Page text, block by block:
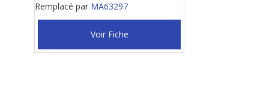
Remplacé par MA63297
Voir Fiche